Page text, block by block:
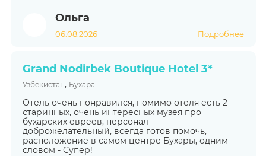
Ольга
06.08.2026 Подробнее
Grand Nodirbek Boutique Hotel 3*
Узбекистан, Бухара
Отель очень понравился, помимо отеля есть 2
старинных, очень интересных музея про
бухарских евреев, персонал
доброжелательный, всегда готов помочь,
расположение в самом центре Бухары, одним
словом - Супер!